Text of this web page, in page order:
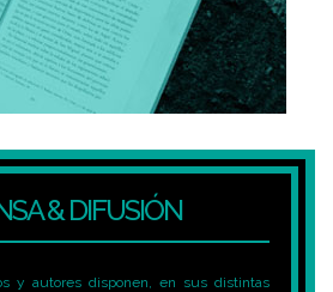
& DIFUSIÓN
y autores disponen, en sus distintas